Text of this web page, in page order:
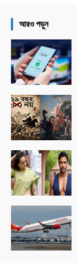
আরও পড়ুন